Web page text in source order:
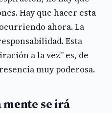
Hay que hacer esta
ahora. La
Esta
a la vez” es, de
muy poderosa.
se irá